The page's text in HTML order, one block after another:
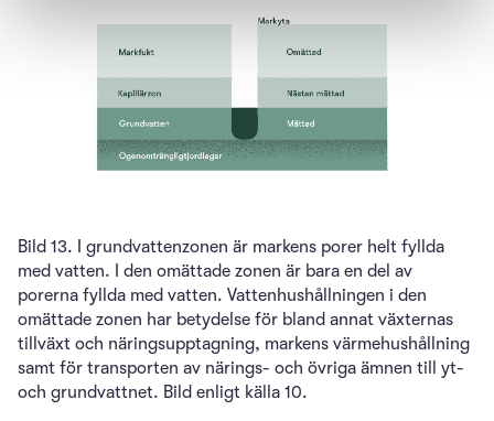
Bild 13. I grundvattenzonen är markens porer helt fyllda
med vatten. I den omättade zonen är bara en del av
porerna fyllda med vatten. Vattenhushållningen i den
omättade zonen har betydelse för bland annat växternas
tillväxt och näringsupptagning, markens värmehushållning
samt för transporten av närings- och övriga ämnen till yt-
och grundvattnet. Bild enligt källa 10.